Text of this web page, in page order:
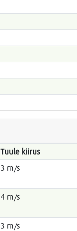
Tuule kiirus
3 m/s
4 m/s
3 m/s